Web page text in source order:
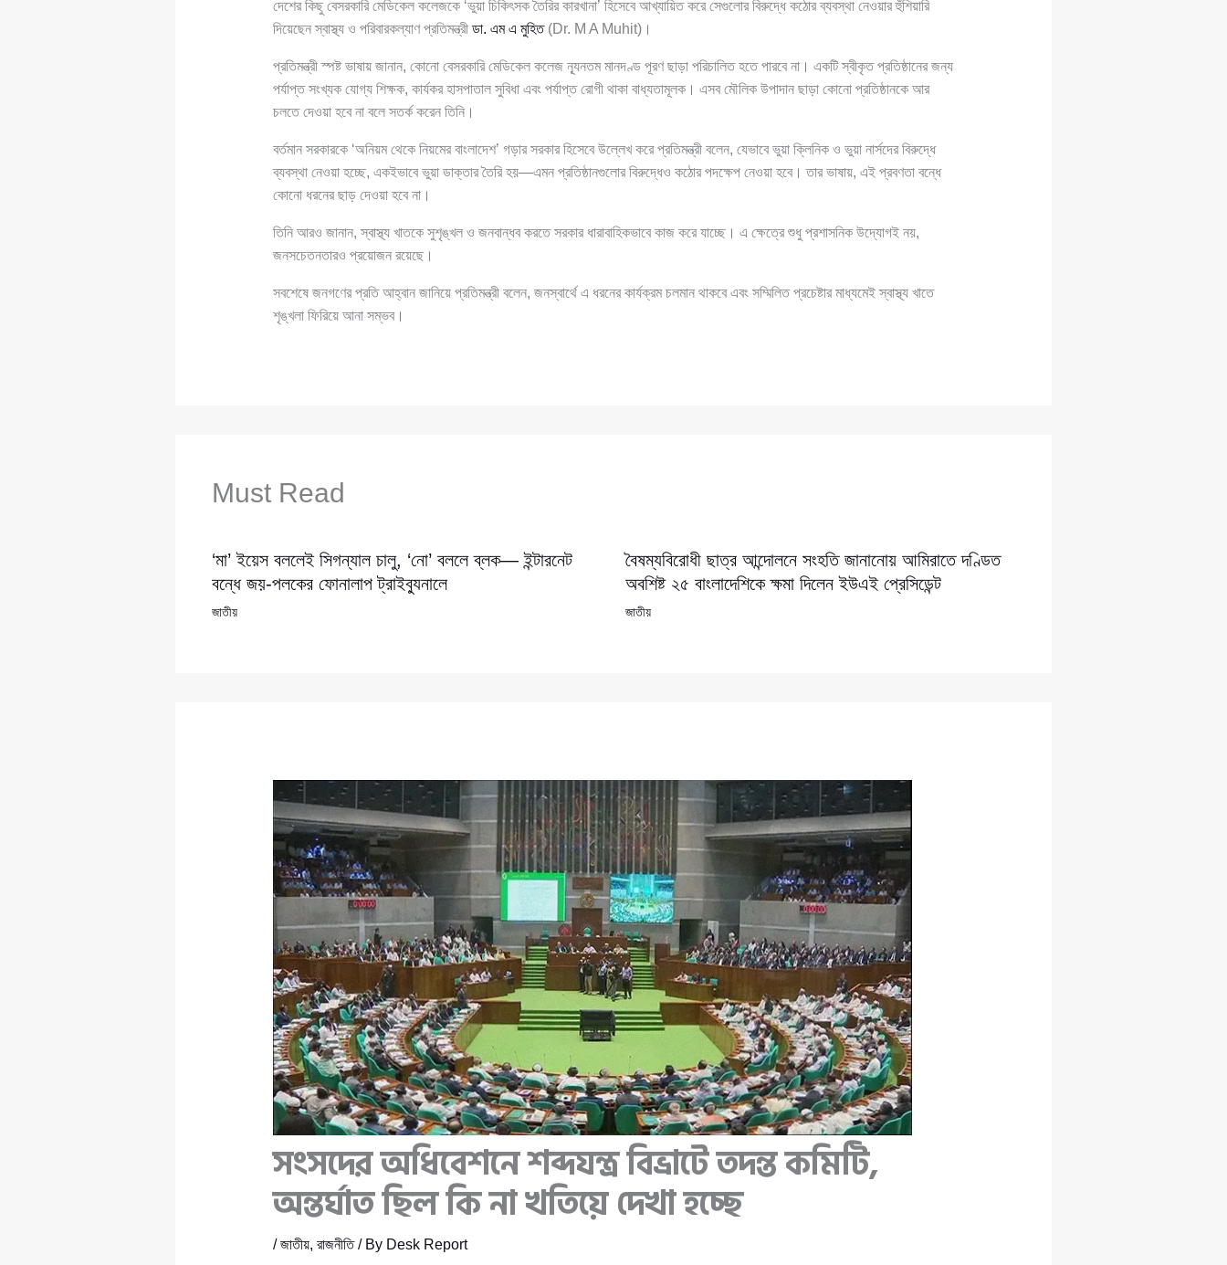
দেশের কিছু বেসরকারি মেডিকেল কলেজকে ‘ভুয়া চিকিৎসক তৈরির কারখানা’ হিসেবে আখ্যায়িত করে সেগুলোর বিরুদ্ধে কঠোর ব্যবস্থা নেওয়ার হুঁশিয়ারি
দিয়েছেন স্বাস্থ্য ও পরিবারকল্যাণ প্রতিমন্ত্রী ডা. এম এ মুহিত(Dr. M A Muhit)।
প্রতিমন্ত্রী স্পষ্ট ভাষায় জানান, কোনো বেসরকারি মেডিকেল কলেজ ন্যূনতম মানদণ্ড পূরণ ছাড়া পরিচালিত হতে পারবে না। একটি স্বীকৃত প্রতিষ্ঠানের জন্য
পর্যাপ্ত সংখ্যক যোগ্য শিক্ষক, কার্যকর হাসপাতাল সুবিধা এবং পর্যাপ্ত রোগী থাকা বাধ্যতামূলক। এসব মৌলিক উপাদান ছাড়া কোনো প্রতিষ্ঠানকে আর
চলতে দেওয়া হবে না বলে সতর্ক করেন তিনি।
বর্তমান সরকারকে ‘অনিয়ম থেকে নিয়মের বাংলাদেশ’ গড়ার সরকার হিসেবে উল্লেখ করে প্রতিমন্ত্রী বলেন, যেভাবে ভুয়া ক্লিনিক ও ভুয়া নার্সদের বিরুদ্ধে
ব্যবস্থা নেওয়া হচ্ছে, একইভাবে ভুয়া ডাক্তার তৈরি হয়—এমন প্রতিষ্ঠানগুলোর বিরুদ্ধেও কঠোর পদক্ষেপ নেওয়া হবে। তার ভাষায়, এই প্রবণতা বন্ধে
কোনো ধরনের ছাড় দেওয়া হবে না।
তিনি আরও জানান, স্বাস্থ্য খাতকে সুশৃঙ্খল ও জনবান্ধব করতে সরকার ধারাবাহিকভাবে কাজ করে যাচ্ছে। এ ক্ষেত্রে শুধু প্রশাসনিক উদ্যোগই নয়,
জনসচেতনতারও প্রয়োজন রয়েছে।
সবশেষে জনগণের প্রতি আহ্বান জানিয়ে প্রতিমন্ত্রী বলেন, জনস্বার্থে এ ধরনের কার্যক্রম চলমান থাকবে এবং সম্মিলিত প্রচেষ্টার মাধ্যমেই স্বাস্থ্য খাতে
শৃঙ্খলা ফিরিয়ে আনা সম্ভব।
Must Read
‘মা’ ইয়েস বললেই সিগন্যাল চালু, ‘নো’ বললে ব্লক— ইন্টারনেট
বন্ধে জয়-পলকের ফোনালাপ ট্রাইব্যুনালে
জাতীয়
বৈষম্যবিরোধী ছাত্র আন্দোলনে সংহতি জানানোয় আমিরাতে দণ্ডিত
অবশিষ্ট ২৫ বাংলাদেশিকে ক্ষমা দিলেন ইউএই প্রেসিডেন্ট
জাতীয়
সংসদের অধিবেশনে শব্দযন্ত্র বিভ্রাটে তদন্ত কমিটি,
অন্তর্ঘাত ছিল কি না খতিয়ে দেখা হচ্ছে
/জাতীয়, রাজনীতি/ By Desk Report